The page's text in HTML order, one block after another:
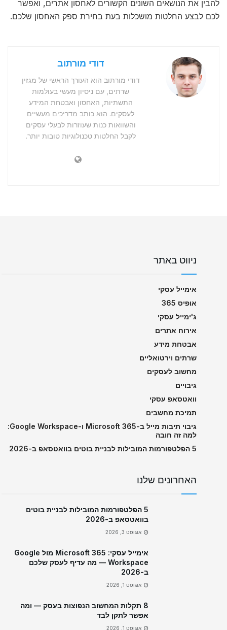
להבין את הנושאים השונים הקשורים לאחסון אתרים, ואפשר
לכם לבצע החלטות מושכלות בעת בחירת ספק האחסון שלכם.
דודי מורתוב
דודי מורתוב הוא העורך הראשי של מגזין
שרתים, עם ניסיון מעשי בעולמות
התשתיות, האחסון ואבטחת המידע
לעסקים. הוא כותב מדריכים מעשיים
והשוואות כנות שעוזרות לבעלי עסקים
לקבל החלטות טכנולוגיות טובות יותר.
ניווט באתר
אימייל עסקי
אופיס 365
ג'ימייל עסקי
אירוח אתרים
אבטחת מידע
שרתים וירטואליים
מחשוב לעסקים
גיבויים
וואטסאפ עסקי
תמיכת מחשבים
גיבוי תיבות מייל ב-Microsoft 365 ו-Google Workspace:
למה זה חובה
5 הפלטפורמות המובילות לבניית בוטים בוואטסאפ ב-2026
האחרונים שלנו
5 הפלטפורמות המובילות לבניית בוטים
בוואטסאפ ב-2026
אוגוסט 3, 2026
אימייל עסקי: Microsoft 365 מול Google
Workspace — מה עדיף לעסק שלכם
ב-2026
אוגוסט 1, 2026
8 תקלות המחשוב הנפוצות בעסק — ומה
אפשר לתקן לבד
אוגוסט 1, 2026